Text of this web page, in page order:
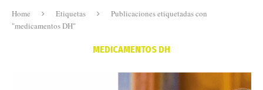
Home Etiquetas
Publicaciones etiquetadas con
"medicamentos DH"
MEDICAMENTOS DH